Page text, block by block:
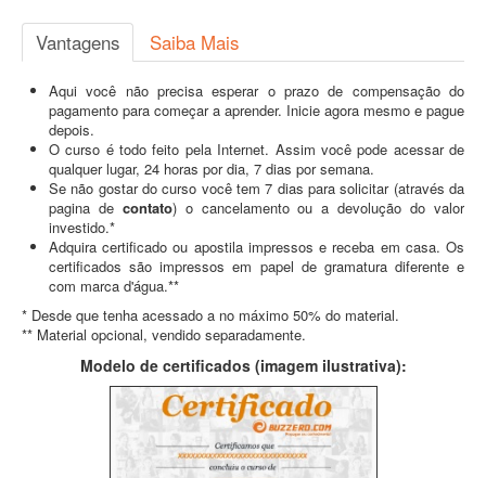
Vantagens Saiba Mais
Aqui você não precisa esperar o prazo de compensação do
pagamento para começar a aprender. Inicie agora mesmo e pague
depois.
O curso é todo feito pela Internet. Assim você pode acessar de
qualquer lugar, 24 horas por dia, 7 dias por semana.
Se não gostar do curso você tem 7 dias para solicitar (através da
pagina de contato) o cancelamento ou a devolução do valor
investido.*
Adquira certificado ou apostila impressos e receba em casa. Os
certificados são impressos em papel de gramatura diferente e
com marca d'água.**
* Desde que tenha acessado a no máximo 50% do material.
** Material opcional, vendido separadamente.
Modelo de certificados (imagem ilustrativa):